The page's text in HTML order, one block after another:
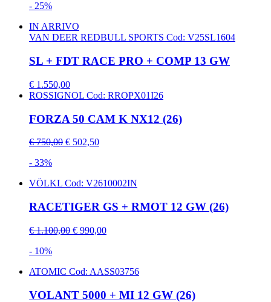
- 25%
IN ARRIVO
VAN DEER REDBULL SPORTS Cod: V25SL1604
SL + FDT RACE PRO + COMP 13 GW
€ 1.550,00
ROSSIGNOL Cod: RROPX01I26
FORZA 50 CAM K NX12 (26)
€ 750,00 € 502,50
- 33%
VÖLKL Cod: V2610002IN
RACETIGER GS + RMOT 12 GW (26)
€ 1.100,00 € 990,00
- 10%
ATOMIC Cod: AASS03756
VOLANT 5000 + MI 12 GW (26)